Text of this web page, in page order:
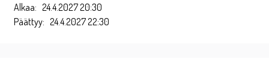
Alkaa: 24.4.2027 20:30
Päättyy: 24.4.2027 22:30